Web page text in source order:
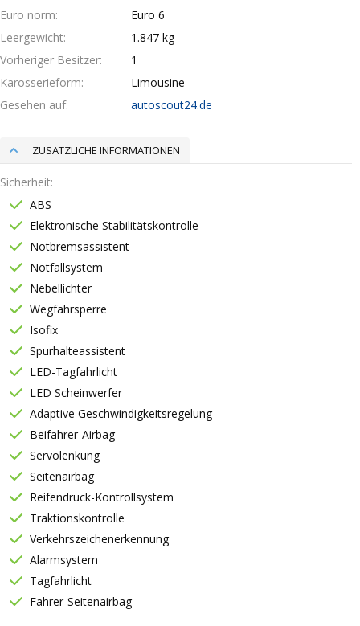
Euro norm
Euro 6
Leergewicht
1.847 kg
Vorheriger Besitzer
1
Karosserieform
Limousine
Gesehen auf
autoscout24.de
ZUSÄTZLICHE INFORMATIONEN
Sicherheit
ABS
Elektronische Stabilitätskontrolle
Notbremsassistent
Notfallsystem
Nebellichter
Wegfahrsperre
Isofix
Spurhalteassistent
LED-Tagfahrlicht
LED Scheinwerfer
Adaptive Geschwindigkeitsregelung
Beifahrer-Airbag
Servolenkung
Seitenairbag
Reifendruck-Kontrollsystem
Traktionskontrolle
Verkehrszeichenerkennung
Alarmsystem
Tagfahrlicht
Fahrer-Seitenairbag